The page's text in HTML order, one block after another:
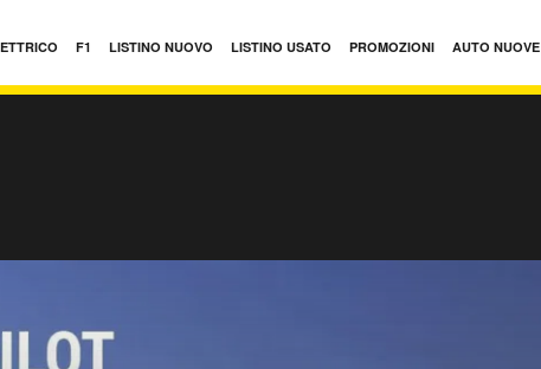
F1 LISTINO NUOVO LISTINO USATO PROMOZIONI AUTO NUOVE